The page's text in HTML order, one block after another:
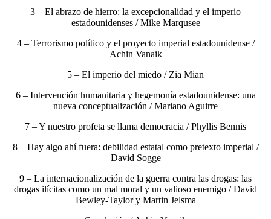
3 – El abrazo de hierro: la excepcionalidad y el imperio
estadounidenses / Mike Marqusee
4 – Terrorismo político y el proyecto imperial estadounidense /
Achin Vanaik
5 – El imperio del miedo / Zia Mian
6 – Intervención humanitaria y hegemonía estadounidense: una
nueva conceptualización / Mariano Aguirre
7 – Y nuestro profeta se llama democracia / Phyllis Bennis
8 – Hay algo ahí fuera: debilidad estatal como pretexto imperial /
David Sogge
9 – La internacionalización de la guerra contra las drogas: las
drogas ilícitas como un mal moral y un valioso enemigo / David
Bewley-Taylor y Martin Jelsma